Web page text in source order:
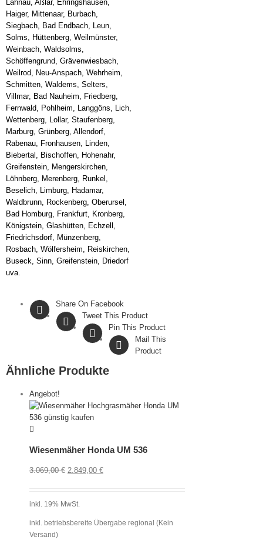
Lahnau, Aßlar, Ehringshausen,
Haiger, Mittenaar, Burbach,
Siegbach, Bad Endbach, Leun,
Solms, Hüttenberg, Weilmünster,
Weinbach, Waldsolms,
Schöffengrund, Grävenwiesbach,
Weilrod, Neu-Anspach, Wehrheim,
Schmitten, Waldems, Selters,
Villmar, Bad Nauheim, Friedberg,
Fernwald, Pohlheim, Langgöns, Lich,
Wettenberg, Lollar, Staufenberg,
Marburg, Grünberg, Allendorf,
Rabenau, Fronhausen, Linden,
Biebertal, Bischoffen, Hohenahr,
Greifenstein, Mengerskirchen,
Löhnberg, Merenberg, Runkel,
Beselich, Limburg, Hadamar,
Waldbrunn, Rockenberg, Oberursel,
Bad Homburg, Frankfurt, Kronberg,
Königstein, Glashütten, Echzell,
Friedrichsdorf, Münzenberg,
Rosbach, Wölfersheim, Reiskirchen,
Buseck, Sinn, Greifenstein, Driedorf
uva.
Share On Facebook
Tweet This Product
Pin This Product
Mail This
Product
Ähnliche Produkte
Angebot!
Wiesenmäher Honda UM 536
3.069,00€ 2.849,00 €
inkl. 19% MwSt.
inkl. betriebsbereite Übergabe regional (Kein
Versand)